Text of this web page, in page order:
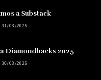
a Substack
31/03/2025
Diamondbacks 2025
30/03/2025